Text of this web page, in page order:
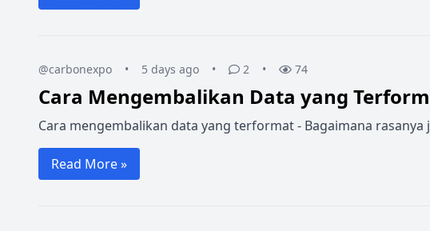
@carbonexpo • 5 days ago • 2 • 74
Cara Mengembalikan Data yang
Cara mengembalikan data yang terformat - Bagaimana
Read More »